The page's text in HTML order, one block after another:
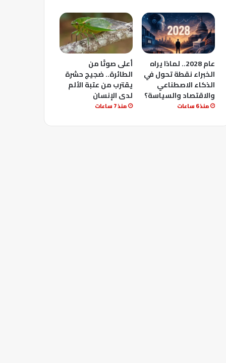
عام 2028.. لماذا يراه
الخبراء نقطة تحول في
الذكاء الاصطناعي
والاقتصاد والسياسة؟
منذ 6 ساعات
أعلى صوتًا من
الطائرة.. ضجيج حشرة
يقترب من عتبة الألم
لدى الإنسان
منذ 7 ساعات